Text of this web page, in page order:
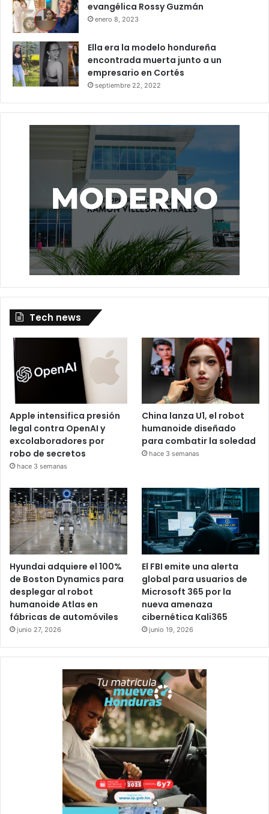
evangélica Rossy Guzmán
enero 8, 2023
Ella era la modelo hondureña
encontrada muerta junto a un
empresario en Cortés
septiembre 22, 2022
Tech news
Apple intensifica presión
legal contra OpenAI y
excolaboradores por
robo de secretos
hace 3 semanas
China lanza U1, el robot
humanoide diseñado
para combatir la soledad
hace 3 semanas
Hyundai adquiere el 100%
de Boston Dynamics para
desplegar al robot
humanoide Atlas en
fábricas de automóviles
junio 27, 2026
El FBI emite una alerta
global para usuarios de
Microsoft 365 por la
nueva amenaza
cibernética Kali365
junio 19, 2026